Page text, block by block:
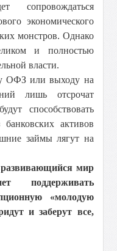
сопровождаться
экономического
монстров. Однако
и полностью
власти.
ОФЗ или выходу на
лишь отсрочат
способствовать
активов
займы лягут на
мир
поддерживать
«молодую
и заберут все,